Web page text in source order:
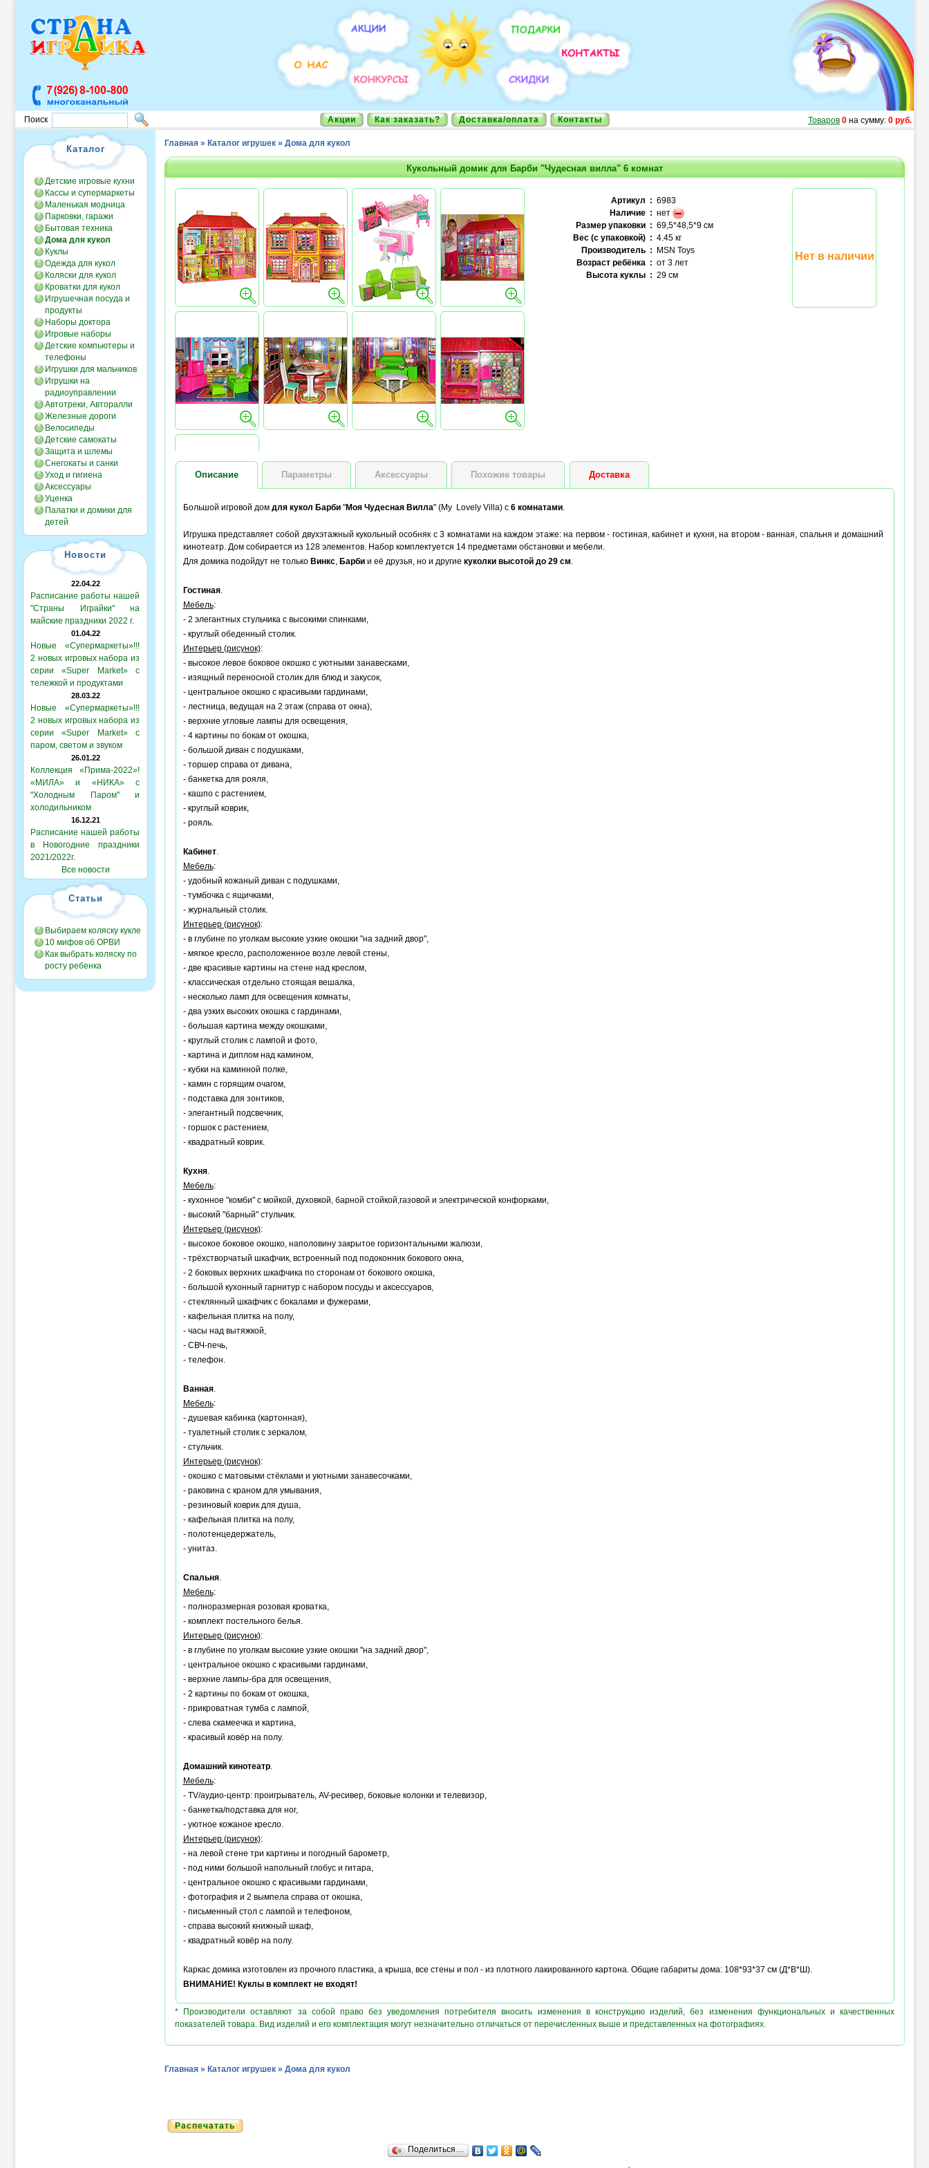
Поиск Акции Как заказать? Доставка/оплата Контакты Товаров 0 на сумму: 0 руб.
Каталог
Детские игровые кухни
Кассы и супермаркеты
Маленькая модница
Парковки, гаражи
Бытовая техника
Дома для кукол
Куклы
Одежда для кукол
Коляски для кукол
Кроватки для кукол
Игрушечная посуда и
продукты
Наборы доктора
Игровые наборы
Детские компьютеры и
телефоны
Игрушки для мальчиков
Игрушки на
радиоуправлении
Автотреки, Авторалли
Железные дороги
Велосипеды
Детские самокаты
Защита и шлемы
Снегокаты и санки
Уход и гигиена
Аксессуары
Уценка
Палатки и домики для
детей
Новости
22.04.22
Расписание работы нашей
"Страны Играйки" на
майские праздники 2022 г.
01.04.22
Новые «Супермаркеты»!!!
2 новых игровых набора из
серии «Super Market» с
тележкой и продуктами
28.03.22
Новые «Супермаркеты»!!!
2 новых игровых набора из
серии «Super Market» с
паром, светом и звуком
26.01.22
Коллекция «Прима-2022»!
«МИЛА» и «НИКА» с
"Холодным Паром" и
холодильником
16.12.21
Расписание нашей работы
в Новогодние праздники
2021/2022г.
Все новости
Статьи
Выбираем коляску кукле
10 мифов об ОРВИ
Как выбрать коляску по
росту ребенка
Главная » Каталог игрушек » Дома для кукол
Кукольный домик для Барби "Чудесная вилла" 6 комнат
Артикул : 6983
Наличие : нет
Размер упаковки : 69,5*48,5*9 см
Вес (с упаковкой) : 4.45 кг
Производитель : MSN Toys
Возраст ребёнка : от 3 лет
Высота куклы : 29 см
Нет в наличии
Описание Параметры Аксессуары Похожие товары Доставка
Большой игровой дом для кукол Барби"Моя Чудесная Вилла" (My Lovely Villa) с 6 комнатами.
Игрушка представляет собой двухэтажный кукольный особняк с 3 комнатами на каждом этаже: на первом - гостиная, кабинет и кухня, на втором - ванная, спальня и домашний
кинотеатр. Дом собирается из 128 элементов. Набор комплектуется 14 предметами обстановки и мебели.
Для домика подойдут не только Винкс, Барби и её друзья, но и другие куколки высотой до 29 см.
Гостиная.
Мебель:
- 2 элегантных стульчика с высокими спинками,
- круглый обеденный столик.
Интерьер (рисунок):
- высокое левое боковое окошко с уютными занавесками,
- изящный переносной столик для блюд и закусок,
- центральное окошко с красивыми гардинами,
- лестница, ведущая на 2 этаж (справа от окна),
- верхние угловые лампы для освещения,
- 4 картины по бокам от окошка,
- большой диван с подушками,
- торшер справа от дивана,
- банкетка для рояля,
- кашпо с растением,
- круглый коврик,
- рояль.
Кабинет.
Мебель:
- удобный кожаный диван с подушками,
- тумбочка с ящичками,
- журнальный столик.
Интерьер (рисунок):
- в глубине по уголкам высокие узкие окошки "на задний двор",
- мягкое кресло, расположенное возле левой стены,
- две красивые картины на стене над креслом,
- классическая отдельно стоящая вешалка,
- несколько ламп для освещения комнаты,
- два узких высоких окошка с гардинами,
- большая картина между окошками,
- круглый столик с лампой и фото,
- картина и диплом над камином,
- кубки на каминной полке,
- камин с горящим очагом,
- подставка для зонтиков,
- элегантный подсвечник,
- горшок с растением,
- квадратный коврик.
Кухня.
Мебель:
- кухонное "комби" с мойкой, духовкой, барной стойкой,газовой и электрической конфорками,
- высокий "барный" стульчик.
Интерьер (рисунок):
- высокое боковое окошко, наполовину закрытое горизонтальными жалюзи,
- трёхстворчатый шкафчик, встроенный под подоконник бокового окна,
- 2 боковых верхних шкафчика по сторонам от бокового окошка,
- большой кухонный гарнитур с набором посуды и аксессуаров,
- стеклянный шкафчик с бокалами и фужерами,
- кафельная плитка на полу,
- часы над вытяжкой,
- СВЧ-печь,
- телефон.
Ванная.
Мебель:
- душевая кабинка (картонная),
- туалетный столик с зеркалом,
- стульчик.
Интерьер (рисунок):
- окошко с матовыми стёклами и уютными занавесочками,
- раковина с краном для умывания,
- резиновый коврик для душа,
- кафельная плитка на полу,
- полотенцедержатель,
- унитаз.
Спальня.
Мебель:
- полноразмерная розовая кроватка,
- комплект постельного белья.
Интерьер (рисунок):
- в глубине по уголкам высокие узкие окошки "на задний двор",
- центральное окошко с красивыми гардинами,
- верхние лампы-бра для освещения,
- 2 картины по бокам от окошка,
- прикроватная тумба с лампой,
- слева скамеечка и картина,
- красивый ковёр на полу.
Домашний кинотеатр.
Мебель:
- TV/аудио-центр: проигрыватель, AV-ресивер, боковые колонки и телевизор,
- банкетка/подставка для ног,
- уютное кожаное кресло.
Интерьер (рисунок):
- на левой стене три картины и погодный барометр,
- под ними большой напольный глобус и гитара,
- центральное окошко с красивыми гардинами,
- фотография и 2 вымпела справа от окошка,
- письменный стол с лампой и телефоном,
- справа высокий книжный шкаф,
- квадратный ковёр на полу.
Каркас домика изготовлен из прочного пластика, а крыша, все стены и пол - из плотного лакированного картона. Общие габариты дома: 108*93*37 см (Д*В*Ш).
ВНИМАНИЕ! Куклы в комплект не входят!
* Производители оставляют за собой право без уведомления потребителя вносить изменения в конструкцию изделий, без изменения функциональных и качественных
показателей товара. Вид изделий и его комплектация могут незначительно отличаться от перечисленных выше и представленных на фотографиях.
Главная » Каталог игрушек » Дома для кукол
Распечатать
Поделиться…